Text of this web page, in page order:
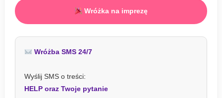
Wróżka na imprezę
Wróżba SMS 24/7
Wyślij SMS o treści:
HELP oraz Twoje pytanie